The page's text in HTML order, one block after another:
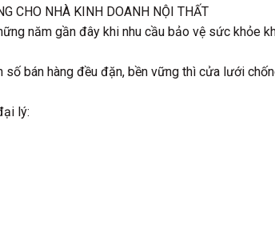
CHO NHÀ KINH DOANH NỘI THẤT
năm gần đây khi nhu cầu bảo vệ sức khỏe
bán hàng đều đặn, bền vững thì cửa lưới
lý: